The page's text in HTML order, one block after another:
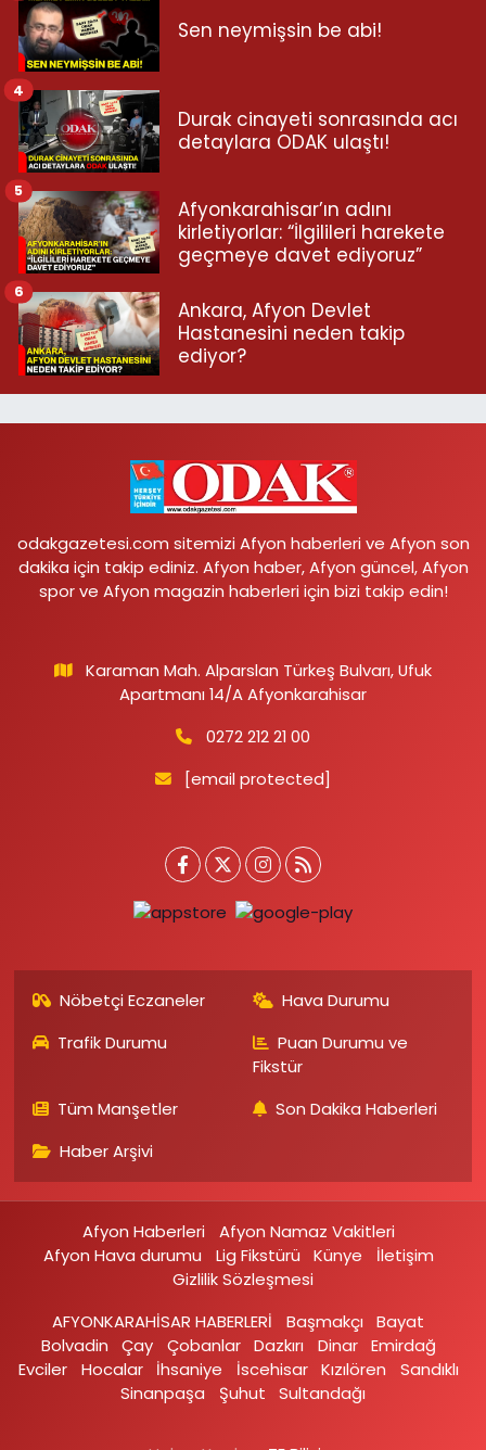
Sen neymişsin be abi!
Durak cinayeti sonrasında acı
detaylara ODAK ulaştı!
4
Afyonkarahisar’ın adını
kirletiyorlar: “İlgilileri harekete
geçmeye davet ediyoruz”
5
Ankara, Afyon Devlet
Hastanesini neden takip
ediyor?
6
odakgazetesi.com sitemizi Afyon haberleri ve Afyon son
dakika için takip ediniz. Afyon haber, Afyon güncel, Afyon
spor ve Afyon magazin haberleri için bizi takip edin!
Karaman Mah. Alparslan Türkeş Bulvarı, Ufuk
Apartmanı 14/A Afyonkarahisar
0272 212 21 00
[email protected]
Nöbetçi Eczaneler
Hava Durumu
Trafik Durumu
Puan Durumu ve
Fikstür
Tüm Manşetler
Son Dakika Haberleri
Haber Arşivi
Afyon Haberleri
Afyon Namaz Vakitleri
Afyon Hava durumu
Lig Fikstürü Künye
İletişim
Gizlilik Sözleşmesi
AFYONKARAHİSAR HABERLERİ
Başmakçı
Bayat
Bolvadin
Çay Çobanlar Dazkırı Dinar Emirdağ‎
Evciler‎
Hocalar İhsaniye‎ İscehisar Kızılören‎
Sandıklı‎
Sinanpaşa
Şuhut Sultandağı